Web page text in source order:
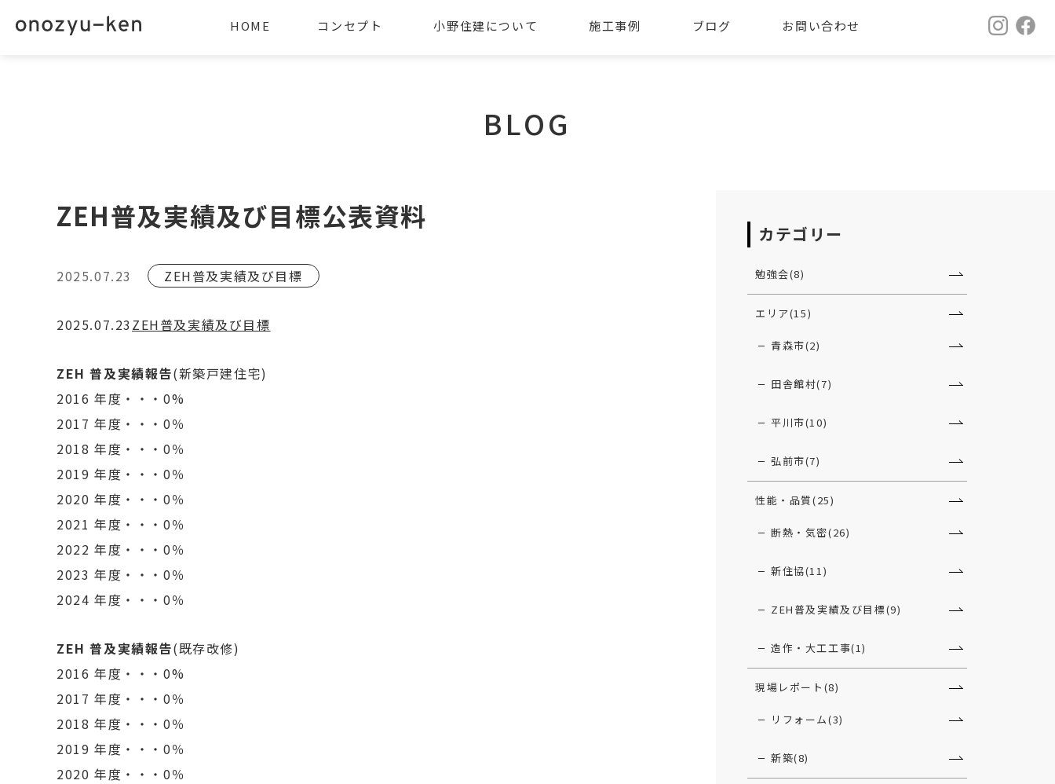
HOME コンセプト 小野住建について 施工事例 ブログ お問い合わせ
BLOG
ZEH普及実績及び目標公表資料
2025.07.23 ZEH普及実績及び目標
2025.07.23ZEH普及実績及び目標
ZEH 普及実績報告(新築戸建住宅)
2016 年度・・・0%
2017 年度・・・0％
2018 年度・・・0％
2019 年度・・・0％
2020 年度・・・0％
2021 年度・・・0％
2022 年度・・・0％
2023 年度・・・0％
2024 年度・・・0％
ZEH 普及実績報告(既存改修)
2016 年度・・・0%
2017 年度・・・0％
2018 年度・・・0％
2019 年度・・・0％
2020 年度・・・0％
カテゴリー
勉強会(8)
エリア(15)
青森市(2)
田舎館村(7)
平川市(10)
弘前市(7)
性能・品質(25)
断熱・気密(26)
新住協(11)
ZEH普及実績及び目標(9)
造作・大工工事(1)
現場レポート(8)
リフォーム(3)
新築(8)